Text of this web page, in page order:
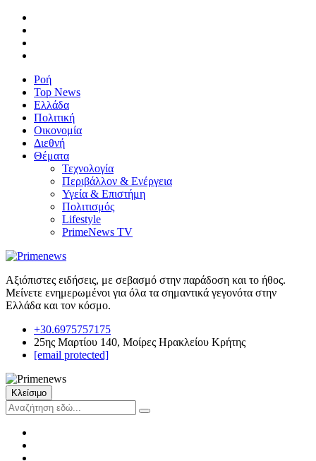
Ροή
Top News
Ελλάδα
Πολιτική
Οικονομία
Διεθνή
Θέματα
Τεχνολογία
Περιβάλλον & Ενέργεια
Υγεία & Επιστήμη
Πολιτισμός
Lifestyle
PrimeNews TV
Αξιόπιστες ειδήσεις, με σεβασμό στην παράδοση και το ήθος.
Μείνετε ενημερωμένοι για όλα τα σημαντικά γεγονότα στην
Ελλάδα και τον κόσμο.
+30.6975757175
25ης Μαρτίου 140, Μοίρες Ηρακλείου Κρήτης
[email protected]
Κλείσιμο